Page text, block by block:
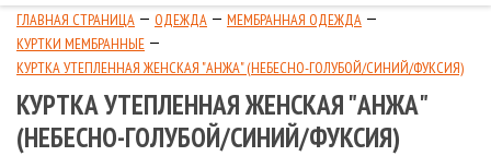
ГЛАВНАЯ СТРАНИЦА ОДЕЖДА
МЕМБРАННАЯ ОДЕЖДА
КУРТКИ МЕМБРАННЫЕ
КУРТКА УТЕПЛЕННАЯ ЖЕНСКАЯ "АНЖА" (НЕБЕСНО-ГОЛУБОЙ/СИНИЙ/ФУКСИЯ)
КУРТКА УТЕПЛЕННАЯ ЖЕНСКАЯ "АНЖА"
(НЕБЕСНО-ГОЛУБОЙ/СИНИЙ/ФУКСИЯ)